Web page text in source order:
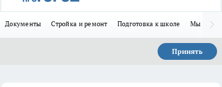
Документы Стройка и ремонт Подготовка к школе Мы в MAX
Принять